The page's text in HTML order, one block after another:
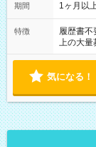
期間 1ヶ月以
特徴 履歴書不
上の大量
気になる！